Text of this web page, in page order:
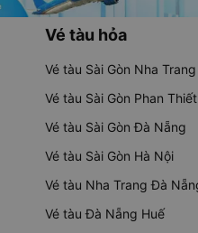
Vé tàu hỏa
Vé tàu Sài Gòn Nha Trang
Vé tàu Sài Gòn Phan Thiết
Vé tàu Sài Gòn Đà Nẵng
Vé tàu Sài Gòn Hà Nội
Vé tàu Nha Trang Đà
Vé tàu Đà Nẵng Huế